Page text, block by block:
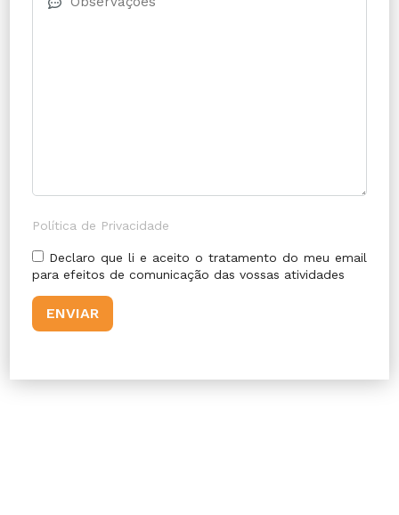
Política de Privacidade
Declaro que li e aceito o tratamento do meu email
para efeitos de comunicação das vossas atividades